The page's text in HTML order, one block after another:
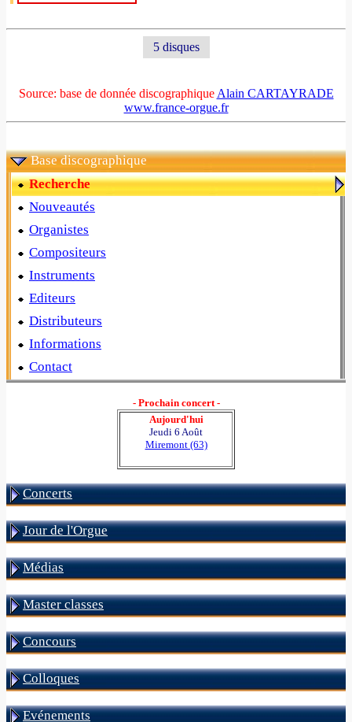
5 disques
Source: base de donnée discographique Alain CARTAYRADE
www.france-orgue.fr
Base discographique
Recherche
Nouveautés
Organistes
Compositeurs
Instruments
Editeurs
Distributeurs
Informations
Contact
- Prochain concert -
Aujourd'hui
Jeudi 6 Août
Miremont (63)
Concerts
Jour de l'Orgue
Médias
Master classes
Concours
Colloques
Evénements